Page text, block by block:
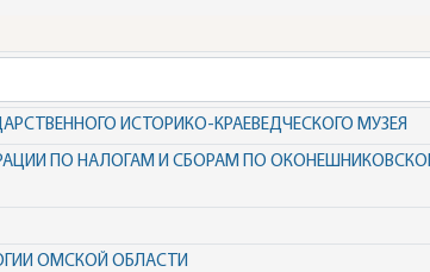
ИСТОРИКО-КРАЕВЕДЧЕСКОГО МУЗЕЯ
ПО НАЛОГАМ И СБОРАМ ПО
ОМСКОЙ ОБЛАСТИ